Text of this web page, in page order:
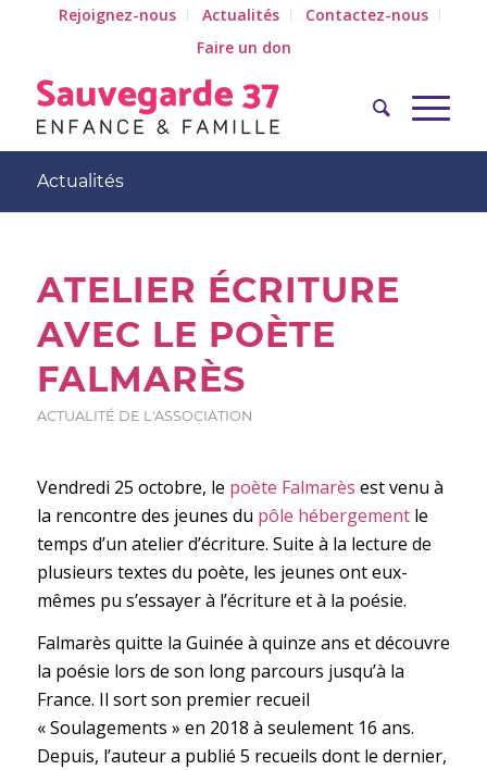
Rejoignez-nous Actualités
Contactez-nous
Faire un don
Actualités
ATELIER ÉCRITURE
AVEC LE POÈTE
FALMARÈS
ACTUALITÉ DE L'ASSOCIATION
Vendredi 25 octobre, le poète Falmarès est venu à
la rencontre des jeunes du pôle hébergementle
temps d’un atelier d’écriture. Suite à la lecture de
plusieurs textes du poète, les jeunes ont eux-
mêmes pu s’essayer à l’écriture et à la poésie.
Falmarès quitte la Guinée à quinze ans et découvre
la poésie lors de son long parcours jusqu’à la
France. Il sort son premier recueil
« Soulagements » en 2018 à seulement 16 ans.
Depuis, l’auteur a publié 5 recueils dont le dernier,